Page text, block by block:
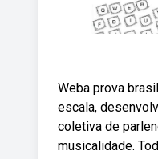
Weba prova
escala,
coletiva de
musicalidade.